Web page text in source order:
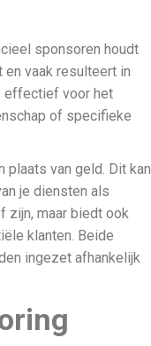
sponsoren houdt
vaak resulteert in
effectief voor het
of specifieke
plaats van geld. Dit kan
je diensten als
zijn, maar biedt ook
klanten. Beide
ingezet afhankelijk